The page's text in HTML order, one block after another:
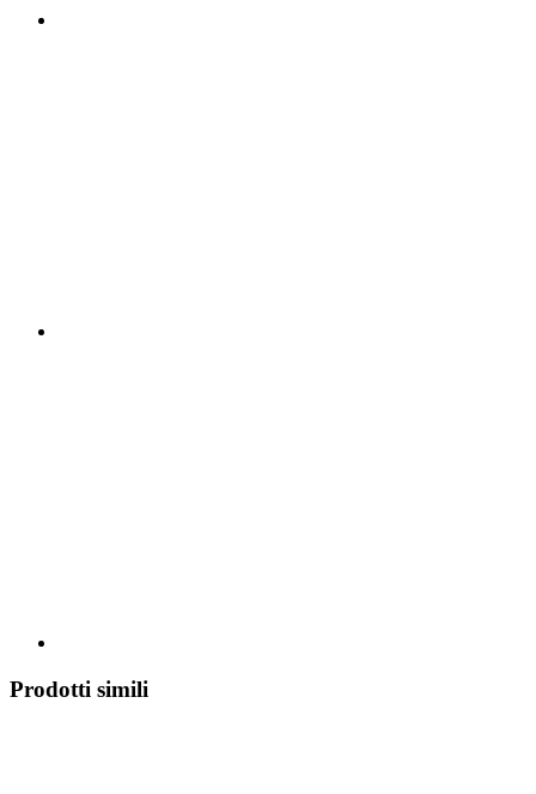
Prodotti simili